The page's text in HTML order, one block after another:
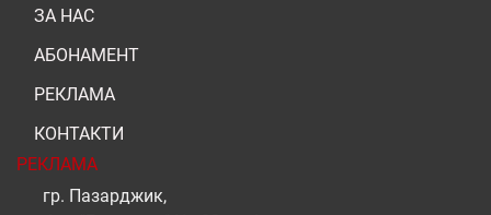
ЗА НАС
АБОНАМЕНТ
РЕКЛАМА
КОНТАКТИ
РЕКЛАМА
гр. Пазарджик,